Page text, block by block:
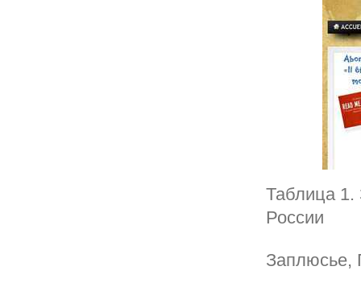
Таблица 1.
России
Заплюсье,